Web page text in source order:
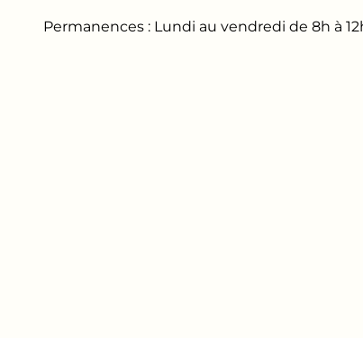
Permanences : Lundi au vendredi de 8h à